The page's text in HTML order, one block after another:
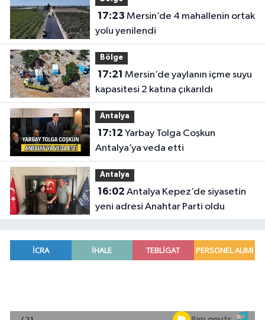
17:23
yolu yenilendi
Bölge
17:21
kapasitesi 2 katına çıkarıldı
Antalya
17:12
Antalya’ya veda etti
Antalya
16:02
yeni adresi Anahtar Parti oldu